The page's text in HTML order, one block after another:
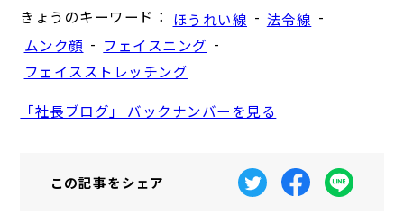
きょうのキーワード： ほうれい線 - 法令線 -
ムンク顔 - フェイスニング -
フェイスストレッチング
「社長ブログ」 バックナンバーを見る
この記事をシェア